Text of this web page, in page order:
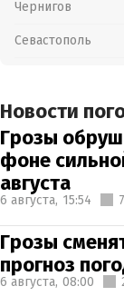
Чернигов
Севастополь
Новости
Грозы
фоне
августа
6 августа, 15:54
Грозы
прогноз
6 августа, 08:00